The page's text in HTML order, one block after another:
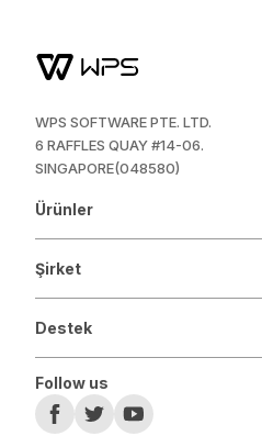
WPS SOFTWARE PTE. LTD.
6 RAFFLES QUAY #14-06.
SINGAPORE(048580)
Ürünler
Şirket
Destek
Follow us